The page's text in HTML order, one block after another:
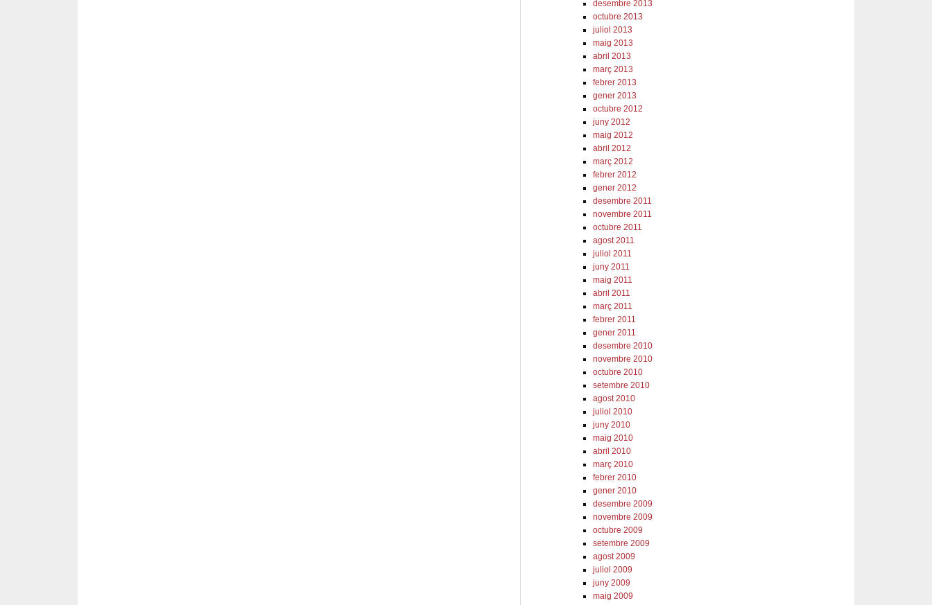
desembre 2013
octubre 2013
juliol 2013
maig 2013
abril 2013
març 2013
febrer 2013
gener 2013
octubre 2012
juny 2012
maig 2012
abril 2012
març 2012
febrer 2012
gener 2012
desembre 2011
novembre 2011
octubre 2011
agost 2011
juliol 2011
juny 2011
maig 2011
abril 2011
març 2011
febrer 2011
gener 2011
desembre 2010
novembre 2010
octubre 2010
setembre 2010
agost 2010
juliol 2010
juny 2010
maig 2010
abril 2010
març 2010
febrer 2010
gener 2010
desembre 2009
novembre 2009
octubre 2009
setembre 2009
agost 2009
juliol 2009
juny 2009
maig 2009